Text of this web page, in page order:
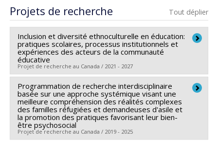
Cycle :Maîtrise
Diplôme obtenu :M.O.A.
Lien vers le document dans Papyrus
Projets de recherche Tout déplier
Inclusion et diversité ethnoculturelle en éducation:
pratiques scolaires, processus institutionnels et
expériences des acteurs de la communauté
éducative
Projet de recherche au Canada / 2021 - 2027
Chercheur principal : Marie-Odile Magnan
Co-chercheurs : Françoise Armand,Julie Larochelle-
Audet,Fahimeh Darchinian,Corina Borri-Anadon,
Sivane Hirsch,Annie Pilote,Geneviève Audet
Sources de financement :FRQSC/Fonds de recherche
Programmation de recherche interdisciplinaire
basée sur une approche systémique visant une
meilleure compréhension des réalités complexes
des familles réfugiées et demandeuses d'asile et
la promotion des pratiques favorisant leur bien-
être psychosocial
Projet de recherche au Canada / 2019 - 2025